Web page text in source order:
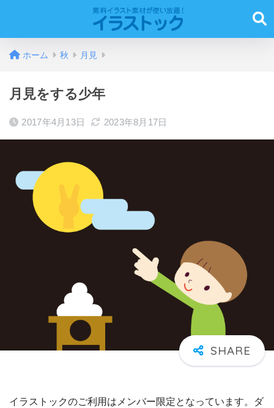
ホーム 秋 月見
月見をする少年
2017年4月13日 2023年8月17日
イラストックのご利用はメンバー限定となっています。ダ